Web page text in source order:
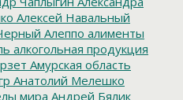
Алексей Навальный
Алеппо алименты
алкогольная продукция
Амурская область
Анатолий Мелешко
мира Андрей Бялик